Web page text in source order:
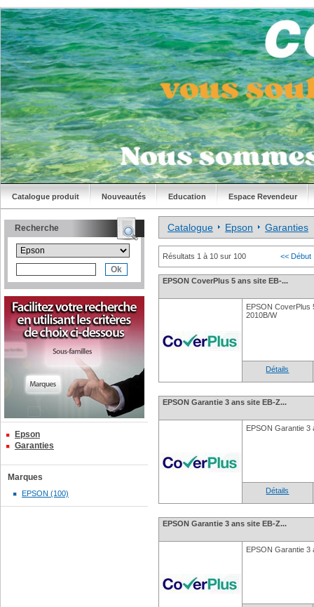
Catalogue produit Nouveautés Education Espace Revendeur
Recherche
Epson
Garanties
Marques
EPSON (100)
Catalogue Epson Garanties
Résultats 1 à 10 sur 100 << Début
EPSON CoverPlus 5 ans site EB-...
EPSON CoverPlus
2010B/W
Détails
EPSON Garantie 3 ans site EB-Z...
EPSON Garantie 3
Détails
EPSON Garantie 3 ans site EB-Z...
EPSON Garantie 3